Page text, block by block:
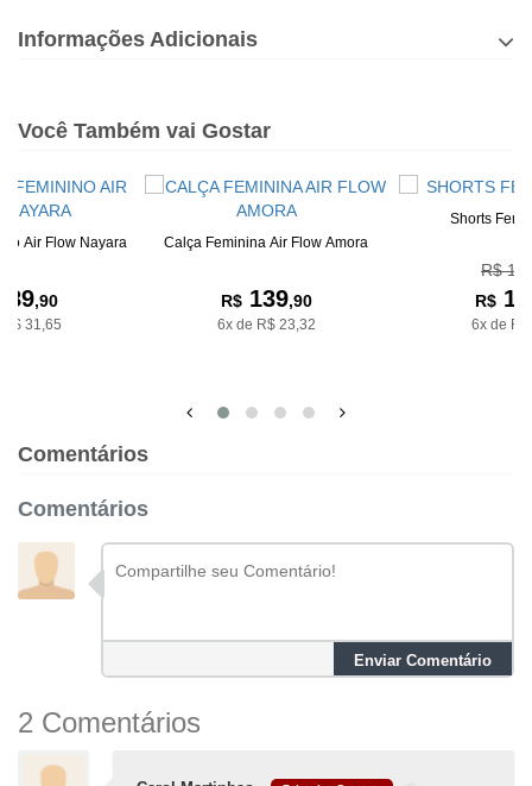
Informações Adicionais
Você Também vai Gostar
Air Flow Nayara
,90
31,65
Calça Feminina Air Flow Amora
R$139,90
6x de R$ 23,32
Shorts
R$
R$
6x de
Comentários
Comentários
Enviar Comentário
2 Comentários